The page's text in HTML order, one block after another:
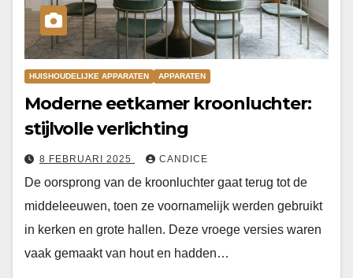
HUISHOUDELIJKE APPARATEN APPARATEN
Moderne eetkamer kroonluchter:
stijlvolle verlichting
8 FEBRUARI 2025 CANDICE
De oorsprong van de kroonluchter gaat terug tot de
middeleeuwen, toen ze voornamelijk werden gebruikt
in kerken en grote hallen. Deze vroege versies waren
vaak gemaakt van hout en hadden…